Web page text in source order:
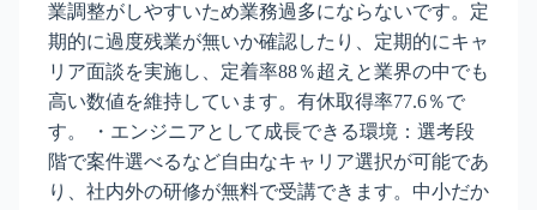
業調整がしやすいため業務過多にならないです。定
期的に過度残業が無いか確認したり、定期的にキャ
リア面談を実施し、定着率88％超えと業界の中でも
高い数値を維持しています。有休取得率77.6％で
す。 ・エンジニアとして成長できる環境：選考段
階で案件選べるなど自由なキャリア選択が可能であ
り、社内外の研修が無料で受講できます。中小だか